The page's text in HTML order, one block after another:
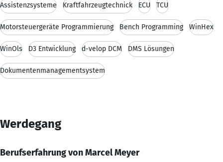
Assistenzsysteme Kraftfahrzeugtechnick ECU TCU
Motorsteuergeräte Programmierung Bench Programming WinHex
WinOls D3 Entwicklung d-velop DCM DMS Lösungen
Dokumentenmanagementsystem
Werdegang
Berufserfahrung von Marcel Meyer